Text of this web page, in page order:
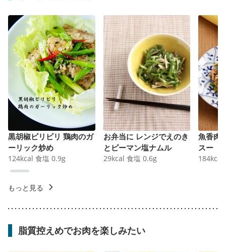
黒胡椒ビリビリ 鶏肉のガ
ーリック炒め
124kcal 食塩 0.9g
お弁当に レンジでえのき
とピーマン塩ナムル
29kcal 食塩 0.6g
魚香肉
スー
184kcal
もっと見る
脂質控えめでお肉を楽しみたい